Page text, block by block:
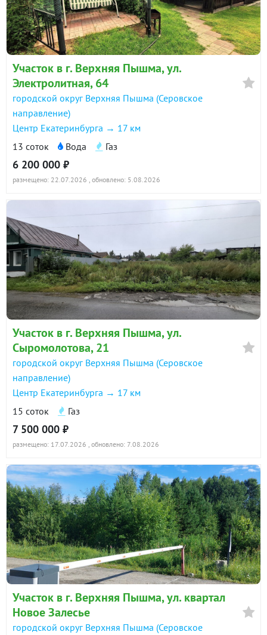
Участок в г. Верхняя Пышма, ул.
Электролитная, 64
городской округ Верхняя Пышма (Серовское
направление)
Центр Екатеринбурга → 17 км
13 соток
Вода Газ
6 200 000 ₽
размещено: 22.07.2026 , обновлено: 5.08.2026
Участок в г. Верхняя Пышма, ул.
Сыромолотова, 21
городской округ Верхняя Пышма (Серовское
направление)
Центр Екатеринбурга → 17 км
15 соток
Газ
7 500 000 ₽
размещено: 17.07.2026 , обновлено: 7.08.2026
Участок в г. Верхняя Пышма, ул. квартал
Новое Залесье
городской округ Верхняя Пышма (Серовское